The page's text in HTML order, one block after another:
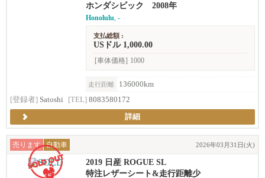
ホンダシビック 2008年
Honolulu, -
支払総額 :
USドル 1,000.00
[車体価格] 1000
走行距離
136000km
[登録者] Satoshi [TEL] 8083580172
詳細
売ります 自動車 2026年03月31日(火)
2019 日産 ROGUE SL
特注レザーシート&走行距離少